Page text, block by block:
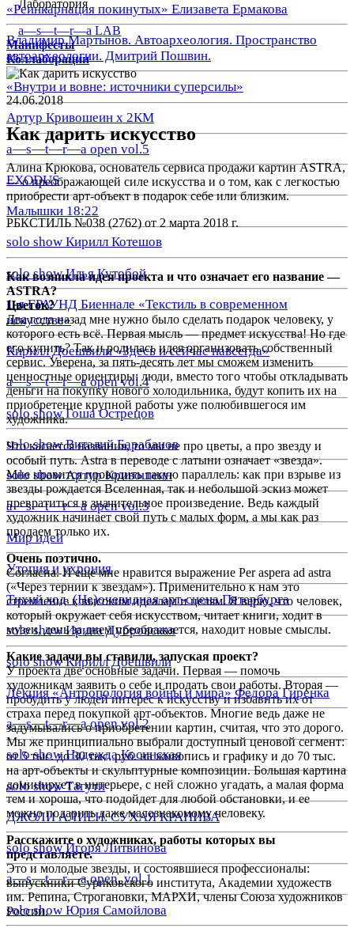
«Реинкарнация покинутых» Елизавета Ермакова
Владимир Мартынов. Автоархеология. Пространство
автоархеологии. Дмитрий Пошвин.
«Внутри и вовне: источники суперсилы»
Артур Кривошеин х 2КМ
a—s—t—r—a open vol.5
EXODUS
Малышки 18:22
solo show Кирилл Котешов
solo show Илья Кутобой
1-я ГРАУНД Биеннале «Текстиль в современном
искусстве»
Кирилл Доешвили «Здесь и сейчас навсегда»
a—s—t—r—a open vol.4
solo show Гоша Острецов
solo show Виталий Барабанов
solo show Артур Кривошеин
a—s—t—r—a open vol.3
Мир идей
Утопия и ухрония
Тихий ход. (Не)очевидная арт-сцена Петербурга
solo show Ирина Дубровская
solo show Кирилл Доешвили
Лекция «Антропология войны и мира» Федора Гиренка
a—s—t—r—a open vol.2
solo show Надежда Косинская
solo show Тагути
ДЖОЛИ АЛИЕН. СУХАЯ КРАПИВА
solo show Игоря Литвинова
a—s—t—r—a open. vol 1
solo show Юрия Самойлова
Лаборатория
a—s—t—r—a LAB
Манифесты
Коллаборации
24.06.2018
Как дарить искусство
Алина Крюкова, основатель сервиса продажи картин ASTRA,
— о преображающей силе искусства и о том, как с легкостью
приобрести арт-объект в подарок себе или близким.
РБКСТИЛЬ №038 (2762) от 2 марта 2018 г.
Как возникла идея проекта и что означает его название —
ASTRA?
Цветок?
Два года назад мне нужно было сделать подарок человеку, у
которого есть всё. Первая мысль — предмет искусства! Но где
его купить? Так и родилась идея организовать собственный
сервис. Уверена, за пять-десять лет мы сможем изменить
ценностные ориентиры: люди, вместо того чтобы откладывать
деньги на покупку нового холодильника, будут копить их на
приобретение крупной работы уже полюбившегося им
художника.
Что касается названия, то мы не про цветы, а про звезду и
особый путь. Astra в переводе с латыни означает «звезда».
Мне нравится проводить такую параллель: как при взрыве из
звезды рождается Вселенная, так и небольшой эскиз может
превратиться в значительное произведение. Ведь каждый
художник начинает свой путь с малых форм, а мы как раз
продаем только их.
Очень поэтично.
Согласна. И еще мне нравится выражение Per aspera ad astra
(«Через тернии к звездам»). Применительно к нам это
стремление к высоким идеалам и целям. Я верю, что человек,
который окружает себя искусством, читает книги, ходит в
музеи, день за днем преображается, находит новые смыслы.
Какие задачи вы ставили, запуская проект?
У проекта две основные задачи. Первая — помочь
художникам заявить о себе и продать свои работы. Вторая —
пробудить у людей интерес к искусству и избавить их от
страха перед покупкой арт-объектов. Многие ведь даже не
задумывались о приобретении картин, считая, что это дорого.
Мы же принципиально выбрали доступный ценовой сегмент:
от 5 тыс. до 30 тыс. руб. на живопись и графику и до 70 тыс.
на арт-объекты и скульптурные композиции. Большая картина
доминирует в интерьере, с ней сложно угадать, а малая форма
тем и хороша, что подойдет для любой обстановки, и ее
можно подарить даже малознакомому человеку.
Расскажите о художниках, работы которых вы
представляете.
Это и молодые звезды, и состоявшиеся профессионалы:
выпускники Суриковского института, Академии художеств
им. Репина, Строгановки, МАРХИ, члены Союза художников
России.